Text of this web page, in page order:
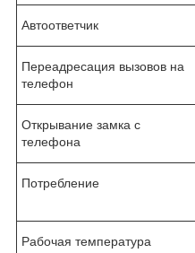
Автоответчик
Переадресация вызовов на
телефон
Открывание замка с
телефона
Потребление
Рабочая температура